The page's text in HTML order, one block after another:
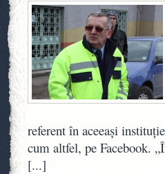
referent în aceeaşi
cum altfel, pe Facebook.
[...]